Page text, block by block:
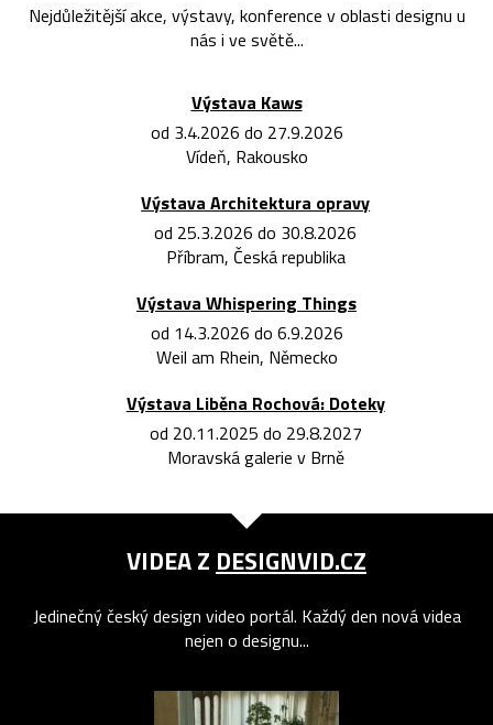
Nejdůležitější akce, výstavy, konference v oblasti designu u
nás i ve světě...
Výstava Kaws
od 3.4.2026 do 27.9.2026
Vídeň, Rakousko
Výstava Architektura opravy
od 25.3.2026 do 30.8.2026
Příbram, Česká republika
Výstava Whispering Things
od 14.3.2026 do 6.9.2026
Weil am Rhein, Německo
Výstava Liběna Rochová: Doteky
od 20.11.2025 do 29.8.2027
Moravská galerie v Brně
VIDEA Z DESIGNVID.CZ
Jedinečný český design video portál. Každý den nová videa
nejen o designu...